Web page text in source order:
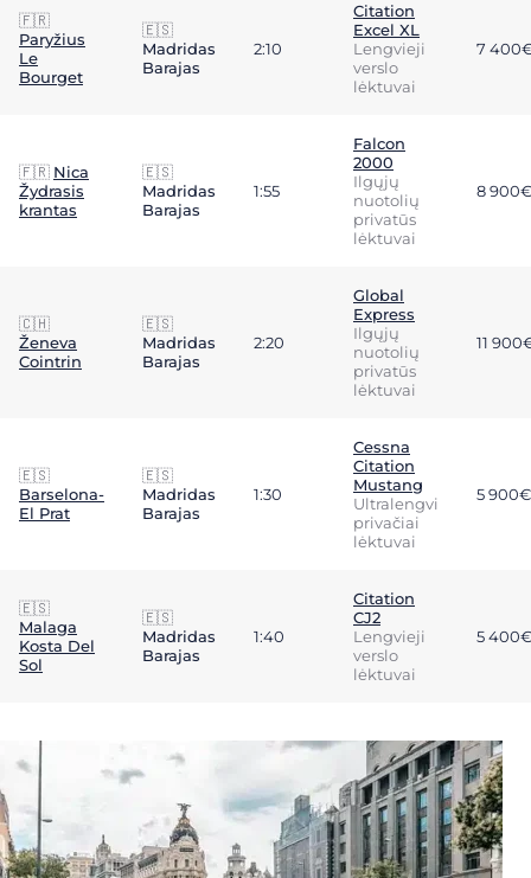
🇫🇷
Paryžius
Le
Bourget
🇪🇸
Madridas
Barajas
2:10
Citation
Excel XL
Lengvieji
verslo
lėktuvai
7
🇫🇷 Nica
Žydrasis
krantas
🇪🇸
Madridas
Barajas
1:55
Falcon
2000
Ilgųjų
nuotolių
privatūs
lėktuvai
8 900€
🇨🇭
Ženeva
Cointrin
🇪🇸
Madridas
Barajas
2:20
Global
Express
Ilgųjų
nuotolių
privatūs
lėktuvai
11
🇪🇸
Barselona-
El Prat
🇪🇸
Madridas
Barajas
1:30
Cessna
Citation
Mustang
Ultralengvi
privačiai
lėktuvai
5 900€
🇪🇸
Malaga
Kosta Del
Sol
🇪🇸
Madridas
Barajas
1:40
Citation
CJ2
Lengvieji
verslo
lėktuvai
5 400€